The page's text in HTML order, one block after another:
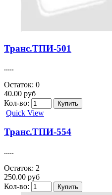
Транс.ТПИ-501
.....
Остаток: 0
40.00 руб
Кол-во:
Quick View
Транс.ТПИ-554
.....
Остаток: 2
250.00 руб
Кол-во: